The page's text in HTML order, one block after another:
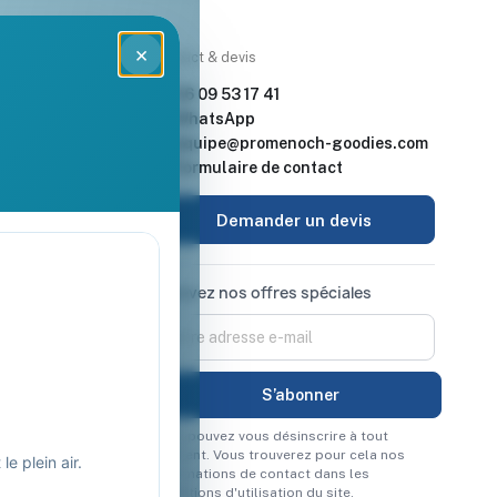
×
plein air.
Contact & devis
06 09 53 17 41
WhatsApp
equipe@promenoch-goodies.com
Formulaire de contact
Demander un devis
Recevez nos offres spéciales
Vous pouvez vous désinscrire à tout
moment. Vous trouverez pour cela nos
informations de contact dans les
conditions d'utilisation du site.